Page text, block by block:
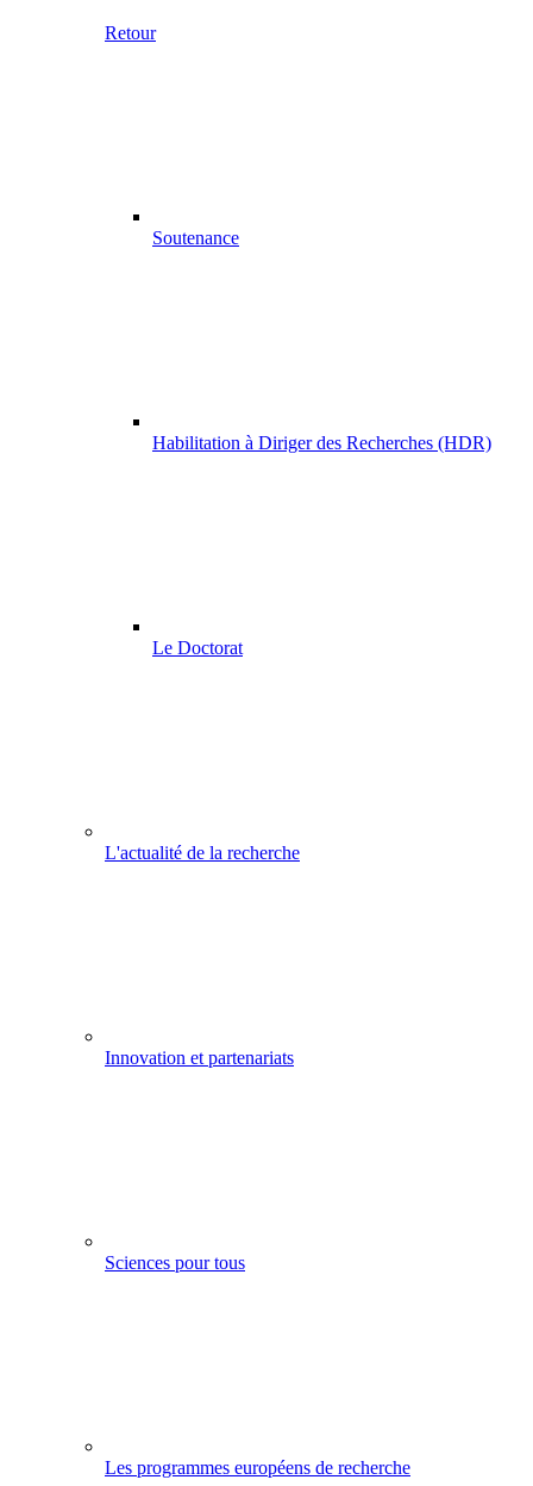
Retour
Soutenance
Habilitation à Diriger des Recherches (HDR)
Le Doctorat
L'actualité de la recherche
Innovation et partenariats
Sciences pour tous
Les programmes européens de recherche